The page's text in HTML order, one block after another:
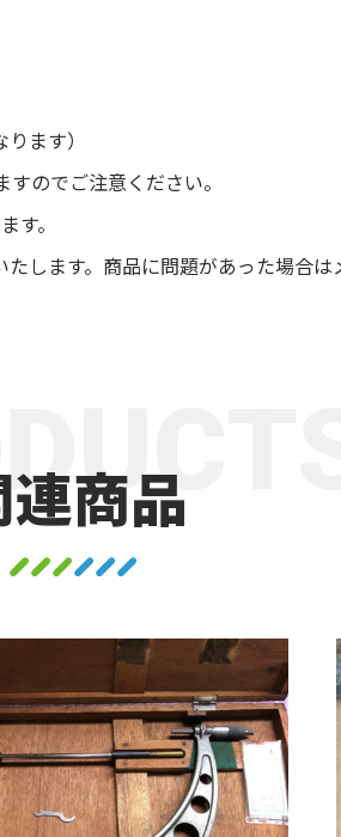
ます）
のでご注意ください。
す。
します。商品に問題があった場合
連商品